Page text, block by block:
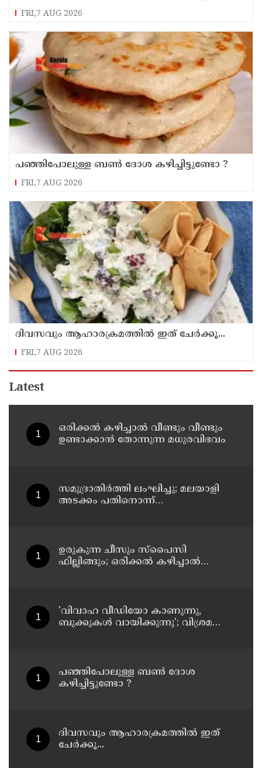
മന്ദാന
FRI,7 AUG 2026
പഞ്ഞിപോലുള്ള ബൺ ദോശ കഴിച്ചിട്ടുണ്ടോ ?
FRI,7 AUG 2026
ദിവസവും ആഹാരക്രമത്തിൽ ഇത് ചേർക്കൂ...
FRI,7 AUG 2026
Latest
ഒരിക്കൽ കഴിച്ചാൽ വീണ്ടും വീണ്ടും
ഉണ്ടാക്കാൻ തോന്നുന്ന മധുരവിഭവം
സമുദ്രാതിർത്തി ലംഘിച്ചു; മലയാളി
അടക്കം പതിനൊന്ന്
ഉരുകുന്ന ചീസും സ്പൈസി
ഫില്ലിങ്ങും; ഒരിക്കൽ കഴിച്ചാൽ
'വിവാഹ വീഡിയോ കാണുന്നു,
ബുക്കുകള്‍ വായിക്കുന്നു'; വിശ്രമ
പഞ്ഞിപോലുള്ള ബൺ ദോശ
കഴിച്ചിട്ടുണ്ടോ ?
ദിവസവും ആഹാരക്രമത്തിൽ ഇത്
ചേർക്കൂ...